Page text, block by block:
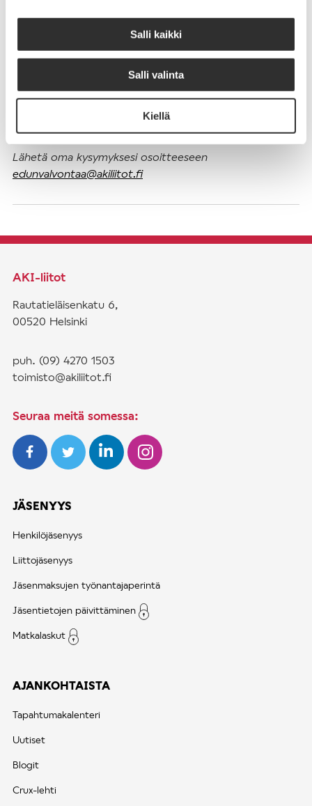
Salli kaikki
Salli valinta
Kiellä
virheellisessä järjestyksessä ja siihen on mahdollista hakea
esteellisyyttä koskevalla ratkaisulla oteta kantaa, vaan
kyse on menettelyllisestä seikasta.
Lähetä oma kysymyksesi osoitteeseen
edunvalvontaa@akiliitot.fi
AKI-liitot
Rautatieläisenkatu 6,
00520 Helsinki
puh. (09) 4270 1503
toimisto@akiliitot.fi
Seuraa meitä somessa:
JÄSENYYS
Henkilöjäsenyys
Liittojäsenyys
Jäsenmaksujen työnantajaperintä
Jäsentietojen päivittäminen
Matkalaskut
AJANKOHTAISTA
Tapahtumakalenteri
Uutiset
Blogit
Crux-lehti